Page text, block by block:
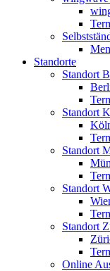
Standorte
Standort
Standort
Standort
Standort
Standort
Online